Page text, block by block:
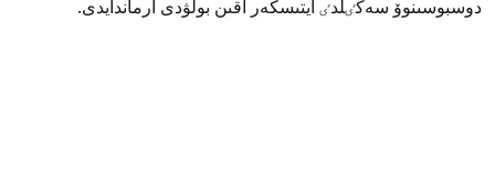
دوسبوسىنوۆ سەكٸلدٸ ايتىسكەر اقىن بولۋدى ارماندايدى.